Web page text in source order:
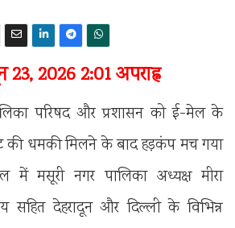
2026 2:01 अपराह्न
परिषद और प्रशासन को ई-मेल के
की धमकी मिलने के बाद हड़कंप मच गया
मसूरी नगर पालिका अध्यक्ष मीरा
सहित देहरादून और दिल्ली के विभिन्न